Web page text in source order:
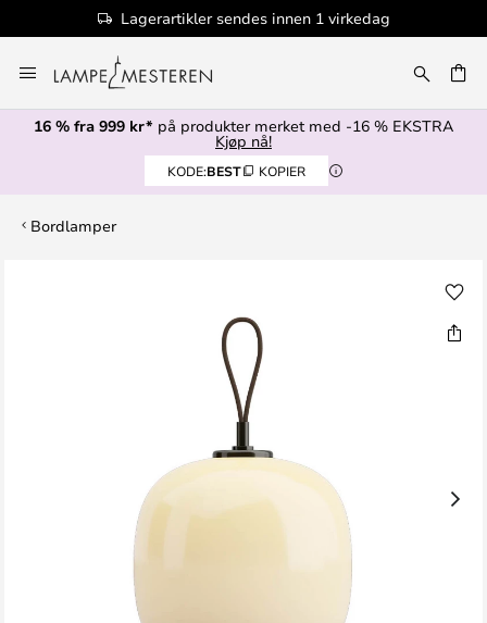
Lagerartikler sendes innen 1 virkedag
til
innhold
16 % fra 999 kr* på produkter merket med -16 % EKSTRA
Kjøp nå!
KODE:BEST KOPIER
Bordlamper